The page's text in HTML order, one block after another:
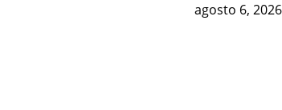
agosto 6, 2026